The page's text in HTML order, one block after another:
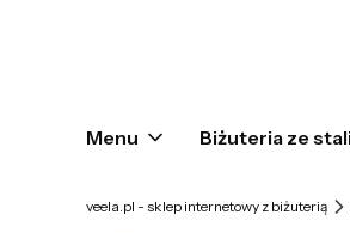
Menu Biżuteria ze
veela.pl - sklep internetowy z biżuterią